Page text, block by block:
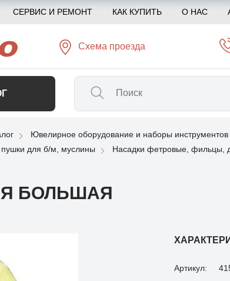
СЕРВИС И РЕМОНТ КАК КУПИТЬ О НАС
Схема проезда
Ювелирное оборудование и наборы инструментов
для б/м, муслины
Насадки фетровые, фильцы,
БОЛЬШАЯ
Артикул: